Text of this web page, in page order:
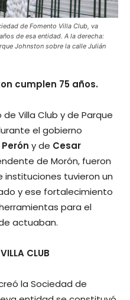
de Fomento Villa Club, va
de esa entidad. A la derecha:
Johnston sobre la calle Julián
cumplen 75 años.
Villa Club y de Parque
el gobierno
y de Cesar
de Morón, fueron
tuvieron un
y ese fortalecimiento
para el
actuaban.
CLUB
la Sociedad de